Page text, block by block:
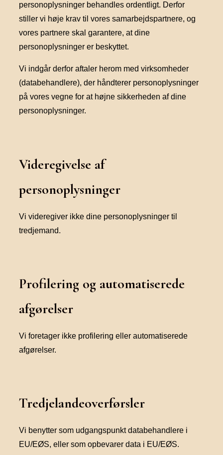
personoplysninger behandles ordentligt. Derfor
stiller vi høje krav til vores samarbejdspartnere, og
vores partnere skal garantere, at dine
personoplysninger er beskyttet.
Vi indgår derfor aftaler herom med virksomheder
(databehandlere), der håndterer personoplysninger
på vores vegne for at højne sikkerheden af dine
personoplysninger.
Videregivelse af
personoplysninger
Vi videregiver ikke dine personoplysninger til
tredjemand.
Profilering og automatiserede
afgørelser
Vi foretager ikke profilering eller automatiserede
afgørelser.
Tredjelandeoverførsler
Vi benytter som udgangspunkt databehandlere i
EU/EØS, eller som opbevarer data i EU/EØS.